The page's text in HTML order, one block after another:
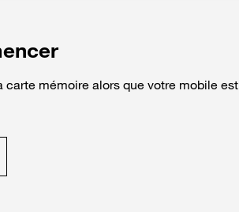
carte mémoire alors que votre mobile est